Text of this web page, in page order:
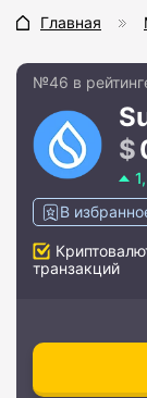
Главная
№46 в
В
транзакций